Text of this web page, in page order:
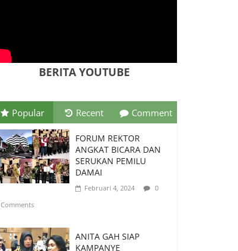
Digital
PSN Ngada Pesta Gol,
Libas MRC Bulukumba
5-0 di Laga Perdana 32
Besar Liga 4 Nasional
Juni 9, 2026
0
Comments
Barat, Diusulkan Jadi
BERITA YOUTUBE
Popular Recent Comment
FORUM REKTOR
ANGKAT BICARA DAN
SERUKAN PEMILU
DAMAI
Februari 4, 2024
0
Comments
ANITA GAH SIAP
KAMPANYE